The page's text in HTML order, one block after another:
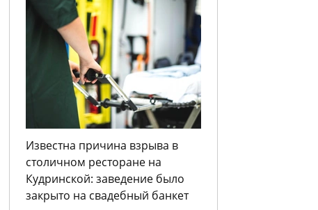
Известна причина взрыва в
столичном ресторане на
Кудринской: заведение было
закрыто на свадебный банкет